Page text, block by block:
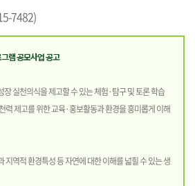
7482)
램 공모사업 공고
실천의식을 제고할 수 있는 체험·탐구 및 토론 학습
제고를 위한 교육·홍보활동과 환경을 흥미롭게 이해
역적 환경특성 등 자연에 대한 이해를 넓힐 수 있는 생